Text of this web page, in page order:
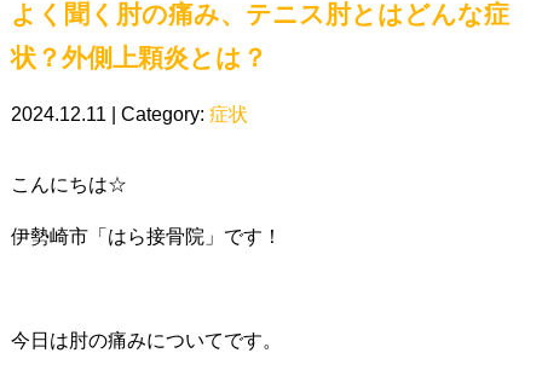
よく聞く肘の痛み、テニス肘とはどんな症
状？外側上顆炎とは？
2024.12.11 | Category: 症状
こんにちは☆
伊勢崎市「はら接骨院」です！
今日は肘の痛みについてです。